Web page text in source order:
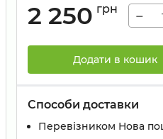
2 250 грн −
Додати в кошик
Способи доставки
Перевізником Нова